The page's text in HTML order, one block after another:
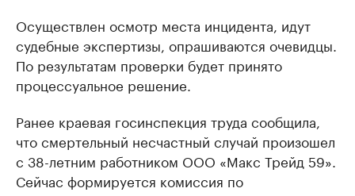
Осуществлен осмотр места инцидента, идут
судебные экспертизы, опрашиваются очевидцы.
По результатам проверки будет принято
процессуальное решение.
Ранее краевая госинспекция труда сообщила,
что смертельный несчастный случай произошел
с 38-летним работником ООО «Макс Трейд 59».
Сейчас формируется комиссия по